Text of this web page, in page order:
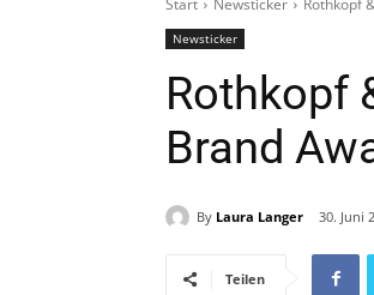
Start Newsticker Rothkopf
Newsticker
Rothkopf
Brand
By Laura Langer 30. Juni
Teilen